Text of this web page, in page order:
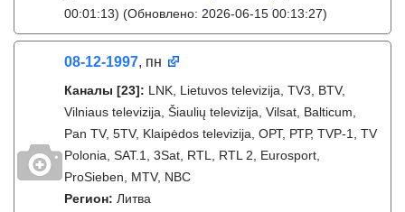
00:01:13) (Обновлено: 2026-06-15 00:13:27)
08-12-1997, пн
Каналы [23]: LNK, Lietuvos televizija, TV3, BTV,
Vilniaus televizija, Šiaulių televizija, Vilsat, Balticum,
Pan TV, 5TV, Klaipėdos televizija, ОРТ, РТР, TVP-1, TV
Polonia, SAT.1, 3Sat, RTL, RTL 2, Eurosport,
ProSieben, MTV, NBC
Регион: Литва